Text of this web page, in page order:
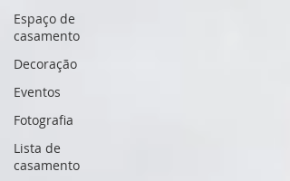
Espaço de
casamento
Decoração
Eventos
Fotografia
Lista de
casamento